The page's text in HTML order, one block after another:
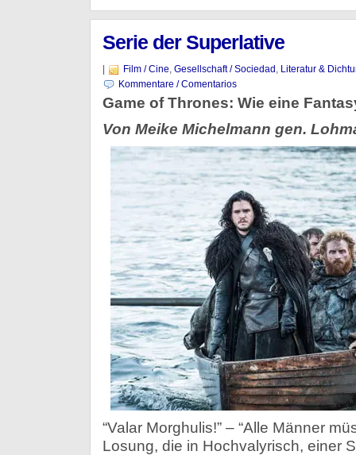
Serie der Superlative
Film / Cine, Gesellschaft / Sociedad , Literatur &
Kommentare / Comentarios
Game of Thrones: Wie eine
Von Meike Michelmann gen.
“Valar Morghulis!” – “Alle Männer
Losung, die in Hochvalyrisch, einer